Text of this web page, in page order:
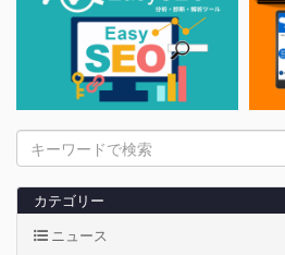
カテゴリー
ニュース